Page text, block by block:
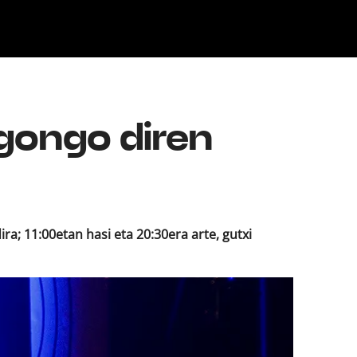
diren
11:00etan hasi eta 20:30era arte, gutxi